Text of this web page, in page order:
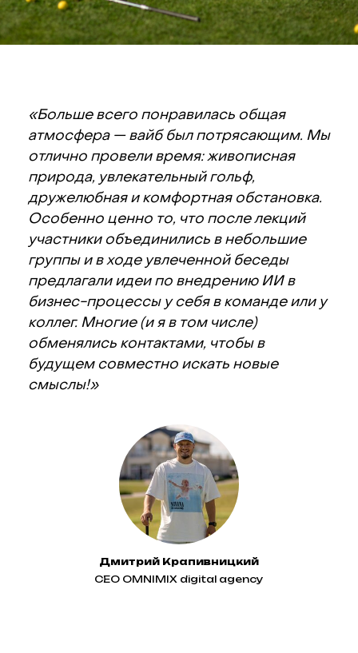
«Больше всего понравилась общая
атмосфера — вайб был потрясающим. Мы
отлично провели время: живописная
природа, увлекательный гольф,
дружелюбная и комфортная обстановка.
Особенно ценно то, что после лекций
участники объединились в небольшие
группы и в ходе увлеченной беседы
предлагали идеи по внедрению ИИ в
бизнес-процессы у себя в команде или у
коллег. Многие (и я в том числе)
обменялись контактами, чтобы в
будущем совместно искать новые
смыслы!»
Дмитрий Крапивницкий
CEO OMNIMIX digital agency
Планируете
запуск
рекламы?
Расскажем, какие подходы работают в вашей
категории на опыте 100+ проектов агентства.
Подберем рекламные каналы, составим
медиаплан и презентацию стратегического
Отвечу в ближайшее время!
АндрейМайданник
КОММЕРЧЕСКИЙ ДИРЕКТОР